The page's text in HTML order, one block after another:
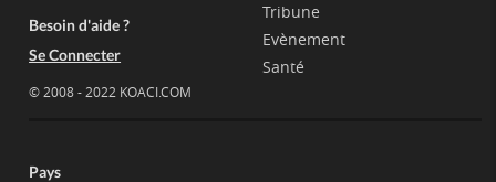
Besoin d'aide ?
Se Connecter
© 2008 - 2022 KOACI.COM
Tribune
Evènement
Santé
Pays